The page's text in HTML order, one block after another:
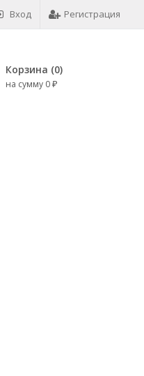
Вход Регистрация
Корзина (0)
на сумму 0 ₽